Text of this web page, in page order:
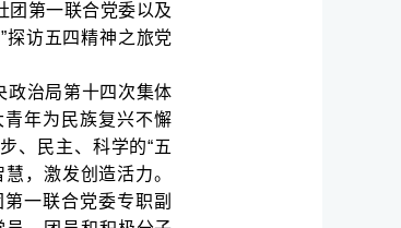
团第一联合党委以及
探访五四精神之旅党
政治局第十四次集体
年为民族复兴不懈
、民主、科学的“五
，激发创造活力。
一联合党委专职副